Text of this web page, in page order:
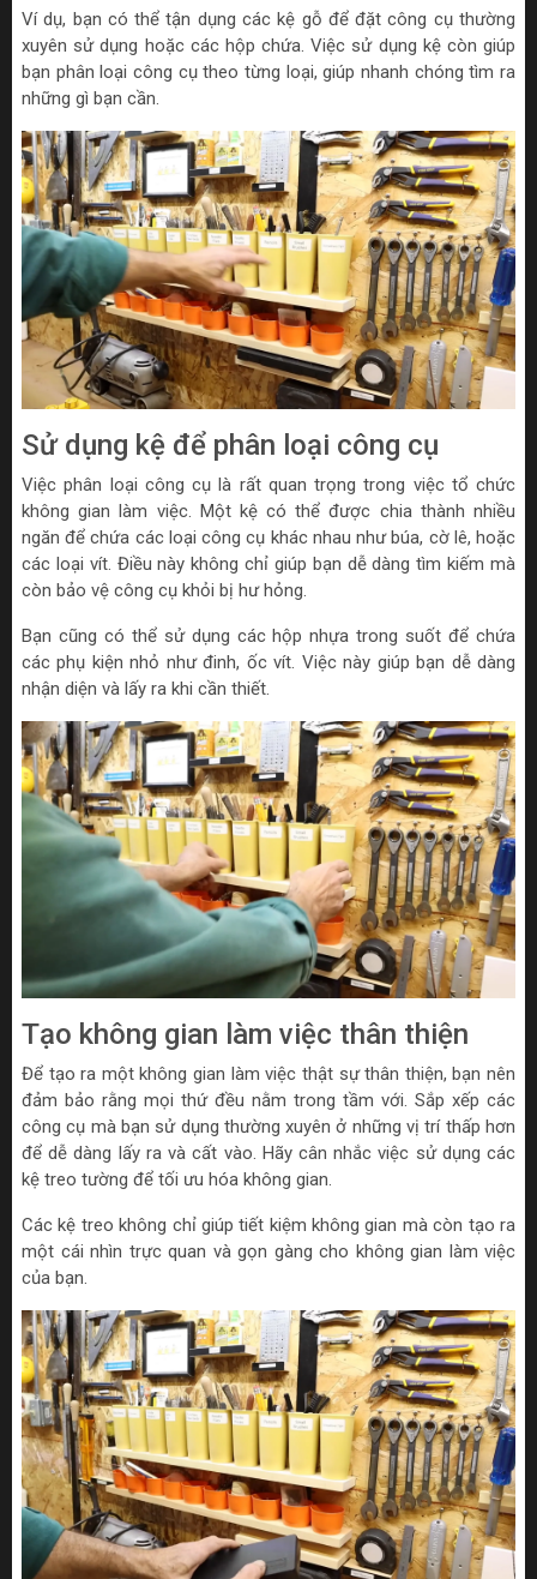
Ví dụ, bạn có thể tận dụng các kệ gỗ để đặt công cụ thường
xuyên sử dụng hoặc các hộp chứa. Việc sử dụng kệ còn giúp
bạn phân loại công cụ theo từng loại, giúp nhanh chóng tìm ra
những gì bạn cần.
Sử dụng kệ để phân loại công cụ
Việc phân loại công cụ là rất quan trọng trong việc tổ chức
không gian làm việc. Một kệ có thể được chia thành nhiều
ngăn để chứa các loại công cụ khác nhau như búa, cờ lê, hoặc
các loại vít. Điều này không chỉ giúp bạn dễ dàng tìm kiếm mà
còn bảo vệ công cụ khỏi bị hư hỏng.
Bạn cũng có thể sử dụng các hộp nhựa trong suốt để chứa
các phụ kiện nhỏ như đinh, ốc vít. Việc này giúp bạn dễ dàng
nhận diện và lấy ra khi cần thiết.
Tạo không gian làm việc thân thiện
Để tạo ra một không gian làm việc thật sự thân thiện, bạn nên
đảm bảo rằng mọi thứ đều nằm trong tầm với. Sắp xếp các
công cụ mà bạn sử dụng thường xuyên ở những vị trí thấp hơn
để dễ dàng lấy ra và cất vào. Hãy cân nhắc việc sử dụng các
kệ treo tường để tối ưu hóa không gian.
Các kệ treo không chỉ giúp tiết kiệm không gian mà còn tạo ra
một cái nhìn trực quan và gọn gàng cho không gian làm việc
của bạn.